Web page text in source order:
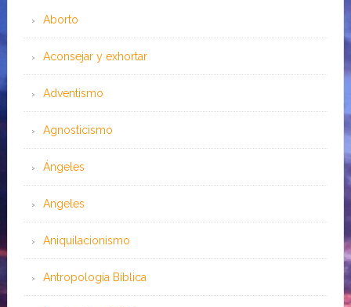
Aborto
Aconsejar y exhortar
Adventismo
Agnosticismo
Ángeles
Angeles
Aniquilacionismo
Antropología Bíblica